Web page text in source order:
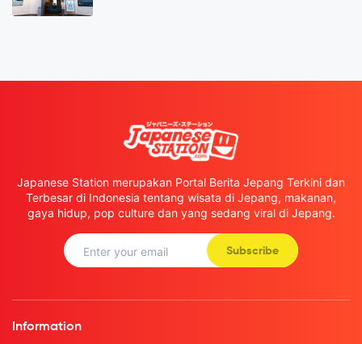
Japanese Station merupakan Portal Berita Jepang Terkini dan
Terbesar di Indonesia tentang wisata di Jepang, makanan,
gaya hidup, pop culture dan yang sedang viral di Jepang.
Subscribe
Information